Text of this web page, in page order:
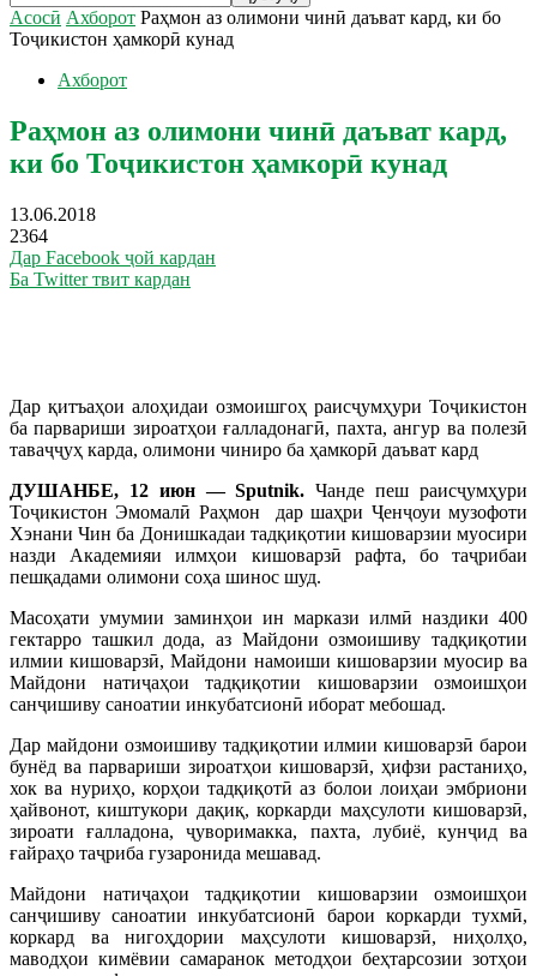
Асосӣ Ахборот Раҳмон аз олимони чинӣ даъват кард, ки бо
Тоҷикистон ҳамкорӣ кунад
Ахборот
Раҳмон аз олимони чинӣ даъват кард,
ки бо Тоҷикистон ҳамкорӣ кунад
13.06.2018
2364
Дар Facebook ҷой кардан
Ба Twitter твит кардан
Дар қитъаҳои алоҳидаи озмоишгоҳ раисҷумҳури Тоҷикистон
ба парвариши зироатҳои ғалладонагӣ, пахта, ангур ва полезӣ
таваҷҷуҳ карда, олимони чиниро ба ҳамкорӣ даъват кард
ДУШАНБЕ, 12 июн — Sputnik.Чанде пеш раисҷумҳури
Тоҷикистон Эмомалӣ Раҳмон дар шаҳри Ҷенҷоуи музофоти
Хэнани Чин ба Донишкадаи тадқиқотии кишоварзии муосири
назди Академияи илмҳои кишоварзӣ рафта, бо таҷрибаи
пешқадами олимони соҳа шинос шуд.
Масоҳати умумии заминҳои ин маркази илмӣ наздики 400
гектарро ташкил дода, аз Майдони озмоишиву тадқиқотии
илмии кишоварзӣ, Майдони намоиши кишоварзии муосир ва
Майдони натиҷаҳои тадқиқотии кишоварзии озмоишҳои
санҷишиву саноатии инкубатсионӣ иборат мебошад.
Дар майдони озмоишиву тадқиқотии илмии кишоварзӣ барои
бунёд ва парвариши зироатҳои кишоварзӣ, ҳифзи растаниҳо,
хок ва нуриҳо, корҳои тадқиқотӣ аз болои лоиҳаи эмбриони
ҳайвонот, киштукори дақиқ, коркарди маҳсулоти кишоварзӣ,
зироати ғалладона, ҷуворимакка, пахта, лубиё, кунҷид ва
ғайраҳо таҷриба гузаронида мешавад.
Майдони натиҷаҳои тадқиқотии кишоварзии озмоишҳои
санҷишиву саноатии инкубатсионӣ барои коркарди тухмӣ,
коркард ва нигоҳдории маҳсулоти кишоварзӣ, ниҳолҳо,
маводҳои кимёвии самаранок методҳои беҳтарсозии зотҳои